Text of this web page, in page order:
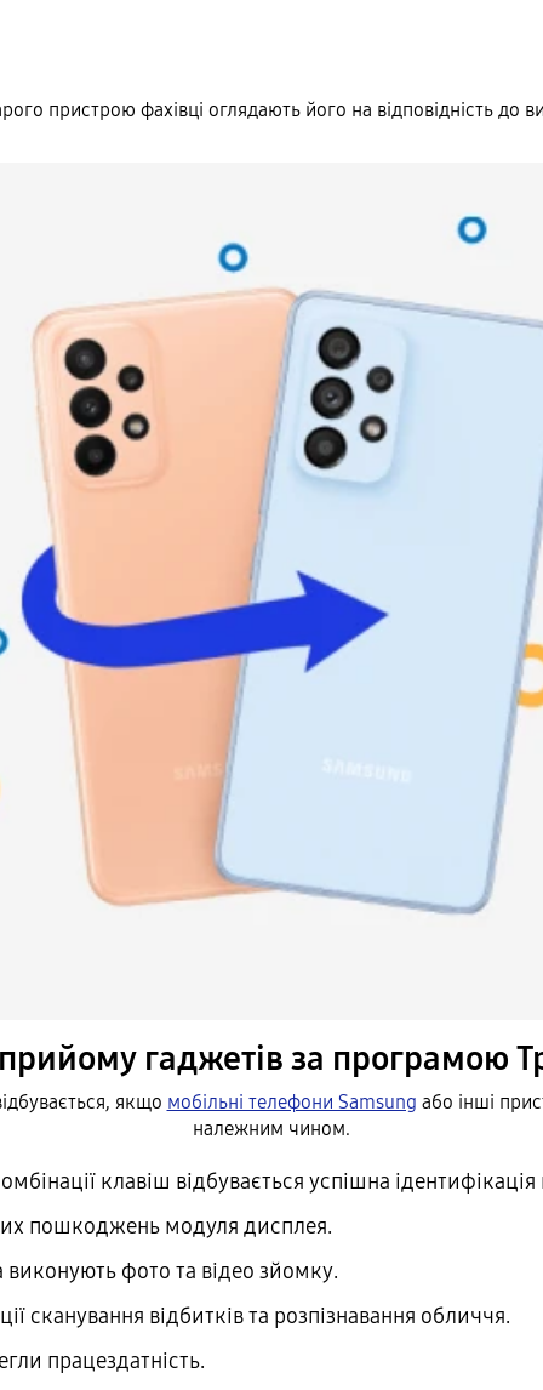
пристрою фахівці оглядають його на відповідність до
гаджетів за програмою
якщо мобільні телефони Samsung або інші
належним чином.
клавіш відбувається успішна
пошкоджень модуля дисплея.
фото та відео зйомку.
сканування відбитків та розпізнавання обличчя.
працездатність.